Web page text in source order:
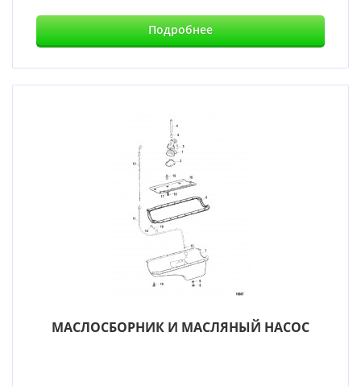
Подробнее
МАСЛОСБОРНИК И МАСЛЯНЫЙ НАСОС